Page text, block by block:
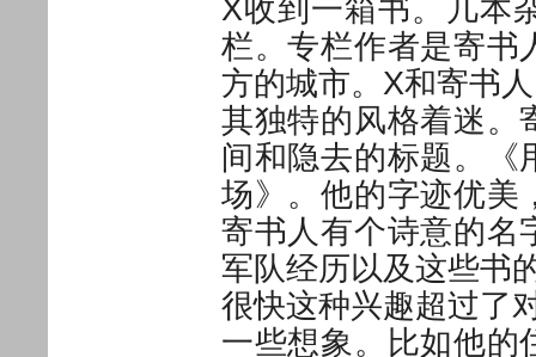
X收到一箱书。几本
栏。专栏作者是寄书
方的城市。X和寄书
其独特的风格着迷。
间和隐去的标题。《
场》。他的字迹优美
寄书人有个诗意的名
军队经历以及这些书
很快这种兴趣超过了
一些想象。比如他的